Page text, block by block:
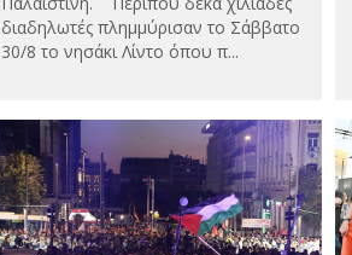
διαδηλωτές πλημμύρισαν το Σάββατο
30/8 το νησάκι Λίντο όπου π...